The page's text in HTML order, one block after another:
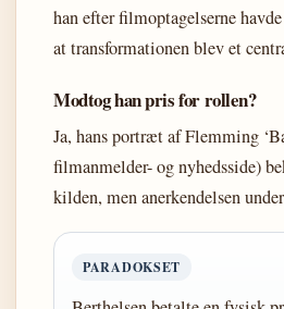
han efter filmoptagelserne
at transformationen blev et
Modtog han pris for rollen?
Ja, hans portræt af Flemming
filmanmelder- og nyhedsside)
kilden, men anerkendelsen
PARADOKSET